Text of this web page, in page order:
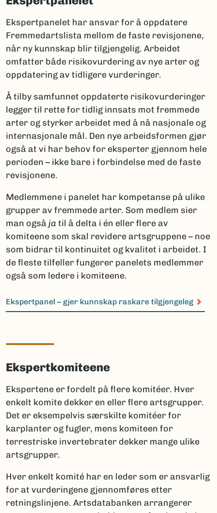
Ekspertpanelet har ansvar for å oppdatere
Fremmedartslista mellom de faste revisjonene,
når ny kunnskap blir tilgjengelig. Arbeidet
omfatter både risikovurdering av nye arter og
oppdatering av tidligere vurderinger.
Å tilby samfunnet oppdaterte risikovurderinger
legger til rette for tidlig innsats mot fremmede
arter og styrker arbeidet med å nå nasjonale og
internasjonale mål. Den nye arbeidsformen gjør
også at vi har behov for eksperter gjennom hele
perioden – ikke bare i forbindelse med de faste
revisjonene.
Medlemmene i panelet har kompetanse på ulike
grupper av fremmede arter. Som medlem sier
man også ja til å delta i én eller flere av
komiteene som skal revidere artsgruppene – noe
som bidrar til kontinuitet og kvalitet i arbeidet. I
de fleste tilfeller fungerer panelets medlemmer
også som ledere i komiteene.
Ekspertpanel – gjer kunnskap raskare tilgjengeleg
Ekspertkomiteene
Ekspertene er fordelt på flere komitéer. Hver
enkelt komite dekker en eller flere artsgrupper.
Det er eksempelvis særskilte komitéer for
karplanter og fugler, mens komiteen for
terrestriske invertebrater dekker mange ulike
artsgrupper.
Hver enkelt komité har en leder som er ansvarlig
for at vurderingene gjennomføres etter
retningslinjene. Artsdatabanken arrangerer